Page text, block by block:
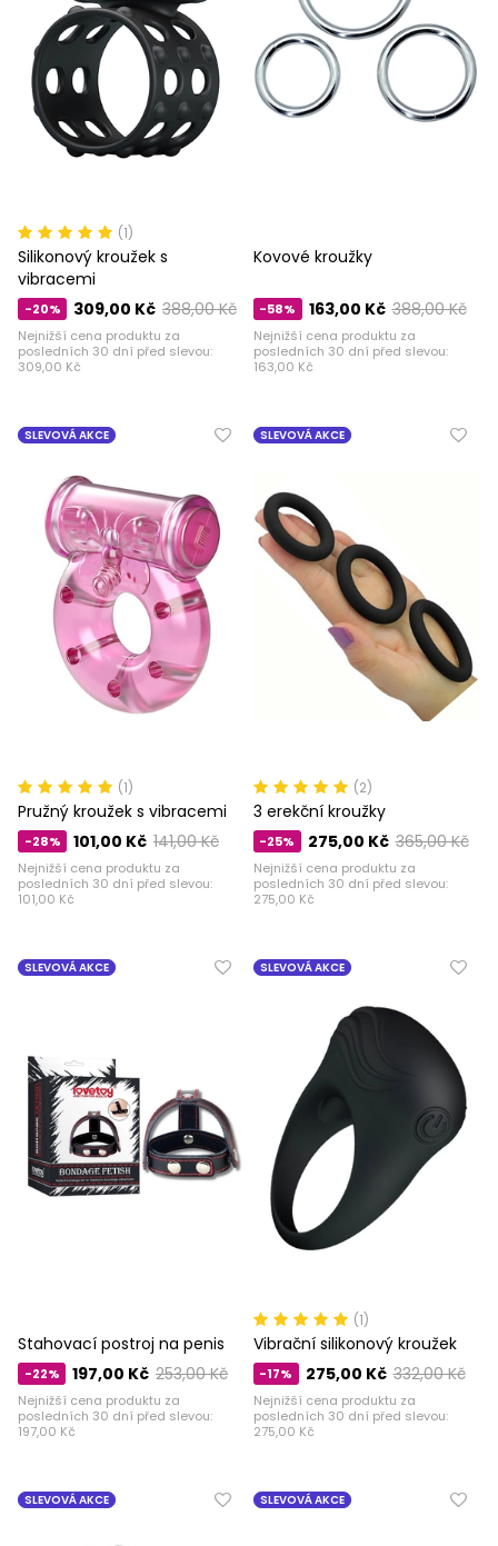
(1)
Silikonový kroužek s
vibracemi
-20% 388,00 Kč
309,00 Kč
Nejnižší cena produktu za
posledních 30 dní před slevou:
309,00 Kč
Kovové kroužky
-58% 388,00 Kč
163,00 Kč
Nejnižší cena produktu za
posledních 30 dní před slevou:
163,00 Kč
SLEVOVÁ AKCE
(1)
Pružný kroužek s vibracemi
-28% 141,00 Kč
101,00 Kč
Nejnižší cena produktu za
posledních 30 dní před slevou:
101,00 Kč
SLEVOVÁ AKCE
(2)
3 erekční kroužky
-25% 365,00 Kč
275,00 Kč
Nejnižší cena produktu za
posledních 30 dní před slevou:
275,00 Kč
SLEVOVÁ AKCE
Stahovací postroj na penis
-22% 253,00 Kč
197,00 Kč
Nejnižší cena produktu za
posledních 30 dní před slevou:
197,00 Kč
SLEVOVÁ AKCE
(1)
Vibrační silikonový kroužek
-17% 332,00 Kč
275,00 Kč
Nejnižší cena produktu za
posledních 30 dní před slevou:
275,00 Kč
SLEVOVÁ AKCE SLEVOVÁ AKCE